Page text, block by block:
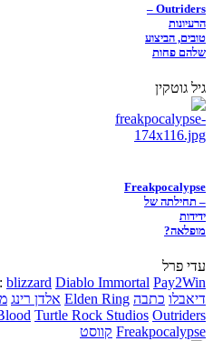
Outriders –
הרעיונות
טובים, הביצוע
שלהם פחות
גיל גוטקין
Freakpocalypse
– תחילתה של
ידידות
מופלאה?
עדי פרל
blizzard Diablo Immortal Pay2Win
דיאבלו כתבה Elden Ring אלדן רינג
Turtle Rock Studios Outriders
Freakpocalypse קווסט